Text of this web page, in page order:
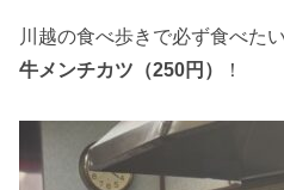
川越の食べ歩きで必ず食べた
牛メンチカツ（250円）
！